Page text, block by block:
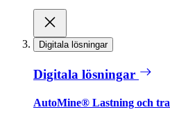
Digitala lösningar
Digitala lösningar
AutoMine® Lastning och